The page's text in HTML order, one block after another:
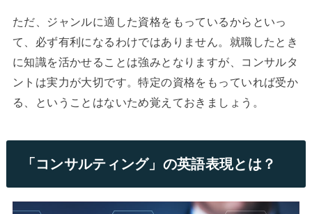
ただ、ジャンルに適した資格をもっているからといっ
て、必ず有利になるわけではありません。就職したとき
に知識を活かせることは強みとなりますが、コンサルタ
ントは実力が大切です。特定の資格をもっていれば受か
る、ということはないため覚えておきましょう。
「コンサルティング」の英語表現とは？